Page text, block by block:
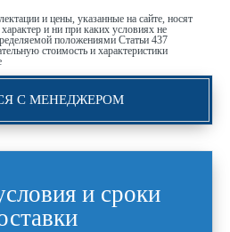
и цены, указанные на сайте, носят
и ни при каких условиях не
положениями Статьи 437
стоимость и характеристики
С МЕНЕДЖЕРОМ
и сроки